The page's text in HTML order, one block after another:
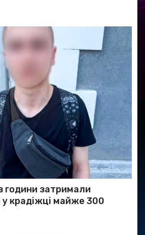
години затримали
у крадіжці майже 300